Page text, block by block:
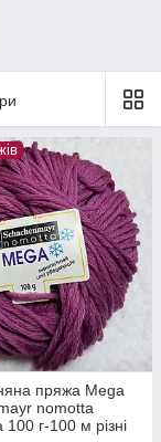
пряжа Mega
nomotta
100 г-100 м різні